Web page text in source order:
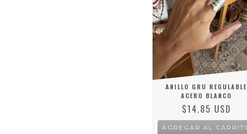
ANILLO GRU REGULABLE
ACERO BLANCO
$14.85 USD